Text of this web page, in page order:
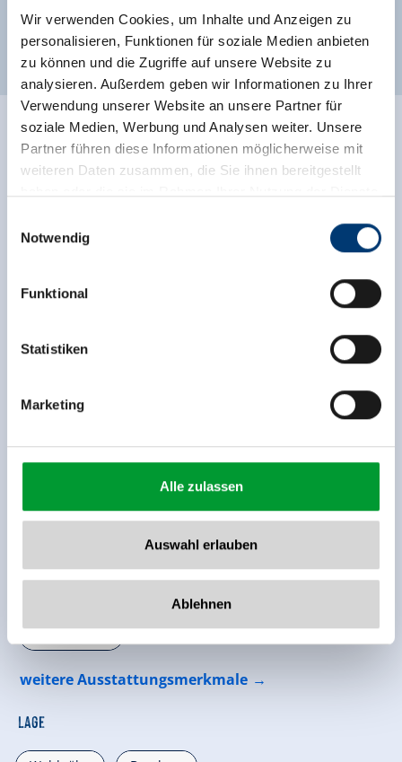
Wir verwenden Cookies, um Inhalte und Anzeigen zu
personalisieren, Funktionen für soziale Medien anbieten
zu können und die Zugriffe auf unsere Website zu
analysieren. Außerdem geben wir Informationen zu Ihrer
Verwendung unserer Website an unsere Partner für
soziale Medien, Werbung und Analysen weiter. Unsere
Partner führen diese Informationen möglicherweise mit
weiteren Daten zusammen, die Sie ihnen bereitgestellt
Rohr 23// A-6280 Zell am Ziller
www.zillertalarena.com
Notwendig
Funktional
Statistiken
Marketing
Alle zulassen
Auswahl erlauben
Ablehnen
Weitere Zimmer und Appartements
Ausstattung der Unterkunft
🜉 🏝
🐈Parkplatz
weitere Ausstattungsmerkmale
Lage